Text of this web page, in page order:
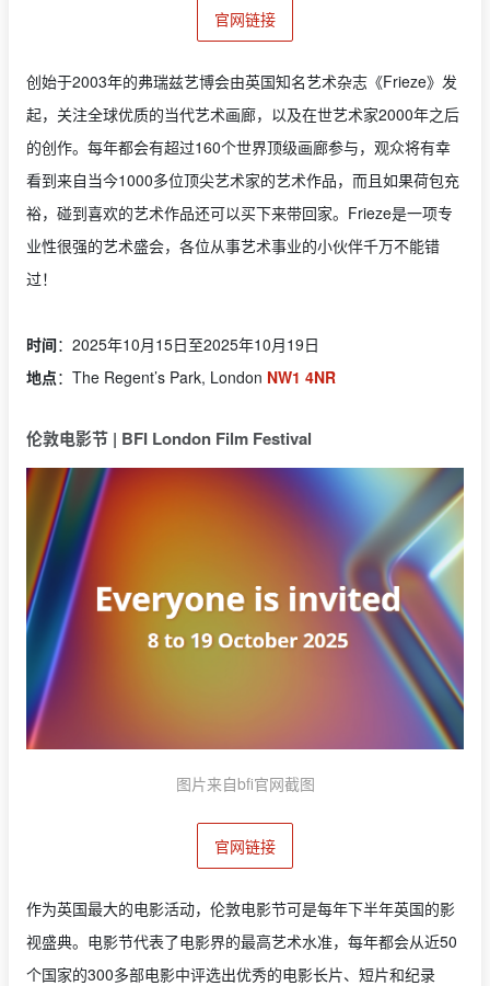
官网链接
创始于2003年的弗瑞兹艺博会由英国知名艺术杂志《Frieze》发
起，关注全球优质的当代艺术画廊，以及在世艺术家2000年之后
的创作。每年都会有超过160个世界顶级画廊参与，观众将有幸
看到来自当今1000多位顶尖艺术家的艺术作品，而且如果荷包充
裕，碰到喜欢的艺术作品还可以买下来带回家。Frieze是一项专
业性很强的艺术盛会，各位从事艺术事业的小伙伴千万不能错
过！
时间：2025年10月15日至2025年10月19日
地点：The Regent’s Park, London NW1 4NR
伦敦电影节 | BFI London Film Festival
图片来自bfi官网截图
官网链接
作为英国最大的电影活动，伦敦电影节可是每年下半年英国的影
视盛典。电影节代表了电影界的最高艺术水准，每年都会从近50
个国家的300多部电影中评选出优秀的电影长片、短片和纪录